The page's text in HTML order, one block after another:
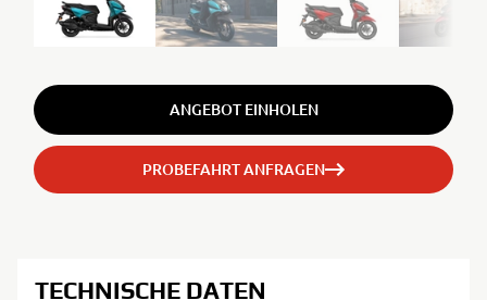
ANGEBOT EINHOLEN
PROBEFAHRT ANFRAGEN
TECHNISCHE DATEN